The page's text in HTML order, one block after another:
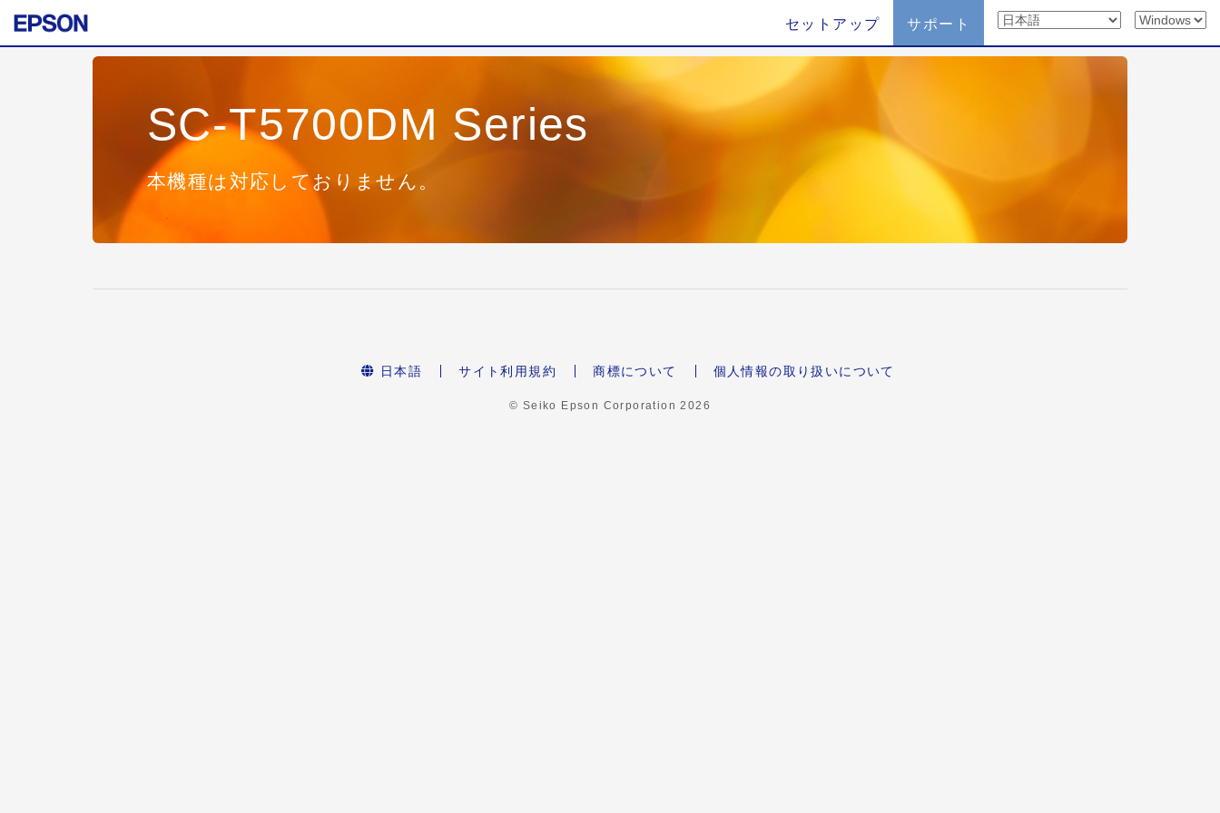
セットアップ サポート
SC-T5700DM Series
本機種は対応しておりません。
日本語 サイト利用規約 商標について 個人情報の取り扱いについて
© Seiko Epson Corporation2026